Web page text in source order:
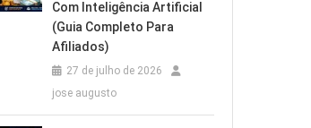
Com Inteligência Artificial
(Guia Completo Para
Afiliados)
27 de julho de 2026
jose augusto